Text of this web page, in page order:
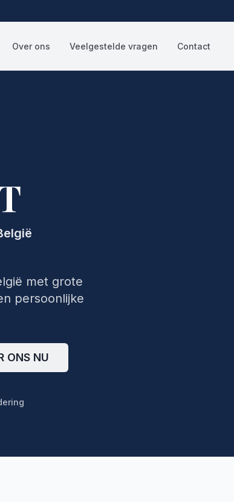
Over ons Veelgestelde vragen Contact
met grote
persoonlijke
ONS NU